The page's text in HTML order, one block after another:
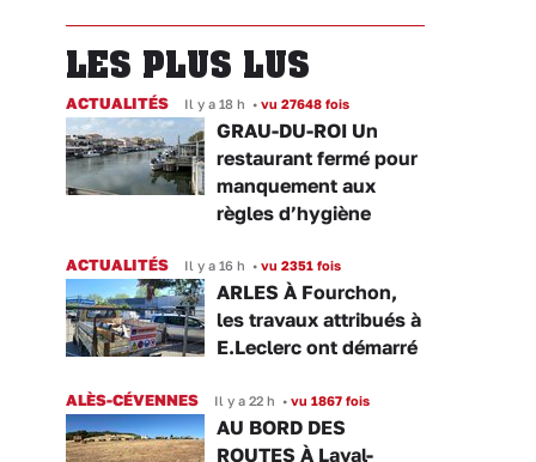
LES PLUS LUS
ACTUALITÉS Il y a 18 h • vu 27648 fois
GRAU-DU-ROI Un
restaurant fermé pour
manquement aux
règles d’hygiène
ACTUALITÉS Il y a 16 h • vu 2351 fois
ARLES À Fourchon,
les travaux attribués à
E.Leclerc ont démarré
ALÈS-CÉVENNES Il y a 22 h • vu 1867 fois
AU BORD DES
ROUTES À Laval-